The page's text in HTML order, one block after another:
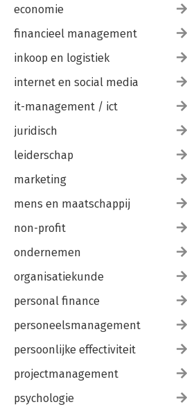
Coda
Dankwoord
Appendix: checklist slecht leiderschap
Literatuur
economie
financieel management
inkoop en logistiek
internet en social media
it-management / ict
juridisch
leiderschap
marketing
mens en maatschappij
non-profit
ondernemen
organisatiekunde
personal finance
personeelsmanagement
persoonlijke effectiviteit
projectmanagement
psychologie